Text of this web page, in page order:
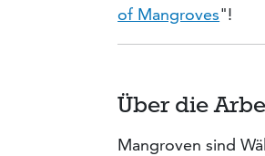
of Mangroves"!
Über die
Mangroven sind